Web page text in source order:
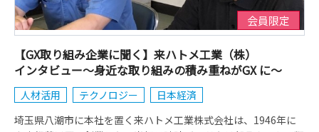
会員限定
【GX取り組み企業に聞く】来ハトメ工業（株）
インタビュー～身近な取り組みの積み重ねがGX に～
人材活用 テクノロジー
日本経済
埼玉県八潮市に本社を置く来ハトメ工業株式会社は、1946年に